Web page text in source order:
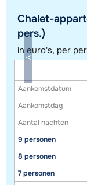
Toon alle
Deze kaart geeft een
exacte locatie kan
Chalet-
pers.)
in euro's, per
Aankomstdatum
Aankomstdag
Aantal nachten
9 personen
8 personen
7 personen